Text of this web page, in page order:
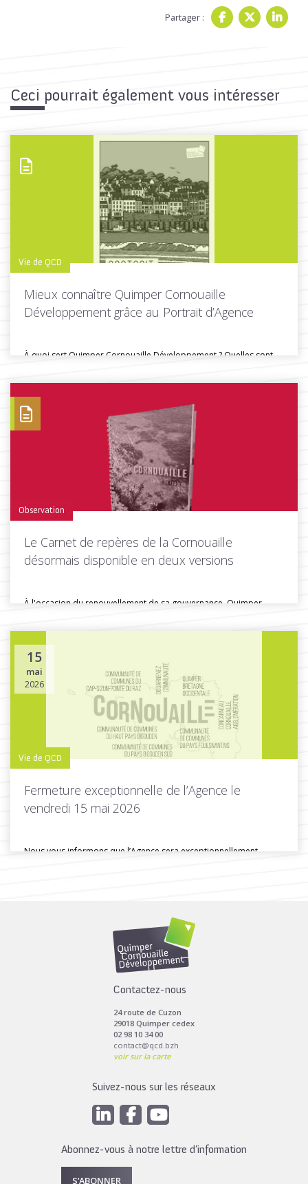
Partager :
Ceci pourrait également vous intéresser
Vie de QCD
Mieux connaître Quimper Cornouaille
Développement grâce au Portrait d’Agence
À quoi sert Quimper Cornouaille Développement ? Quelles sont
Toutes les actus de cette rubrique
Observation
Le Carnet de repères de la Cornouaille
désormais disponible en deux versions
À l'occasion du renouvellement de sa gouvernance, Quimper
Toutes les actus de cette rubrique
15
mai
2026
Vie de QCD
Fermeture exceptionnelle de l’Agence le
vendredi 15 mai 2026
Nous vous informons que l’Agence sera exceptionnellement
Toutes les actus de cette rubrique
Contactez-nous
24 route de Cuzon
29018 Quimper cedex
02 98 10 34 00
contact@qcd.bzh
voir sur la carte
Suivez-nous sur les réseaux
Abonnez-vous à notre lettre d’information
S’ABONNER